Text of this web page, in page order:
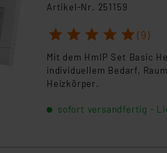
Artikel-Nr. 251159
1 2 3 4 5 (9)
Mit dem HmIP Set Basic
individuellem Bedarf,
Heizkörper.
sofort versandfertig -